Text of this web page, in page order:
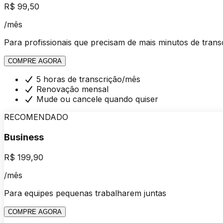
R$ 99,50
/mês
Para profissionais que precisam de mais minutos de
COMPRE AGORA
5 horas de transcrição/mês
Renovação mensal
Mude ou cancele quando quiser
RECOMENDADO
Business
R$ 199,90
/mês
Para equipes pequenas trabalharem juntas
COMPRE AGORA